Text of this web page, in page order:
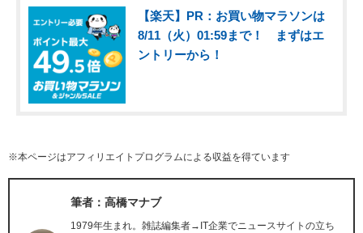
【楽天】PR：お買い物マラソンは
8/11（火）01:59まで！ まずはエ
ントリーから！
※本ページはアフィリエイトプログラムによる収益を得ています
筆者：高橋マナブ
1979年生まれ。雑誌編集者→IT企業でニュースサイトの立ち